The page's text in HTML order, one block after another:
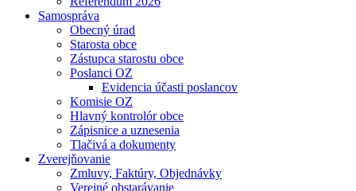
Samospráva
Obecný úrad
Starosta obce
Zástupca starostu obce
Poslanci OZ
Evidencia účasti poslancov
Komisie OZ
Hlavný kontrolór obce
Zápisnice a uznesenia
Tlačivá a dokumenty
Zverejňovanie
Zmluvy, Faktúry, Objednávky
Verejné obstarávanie